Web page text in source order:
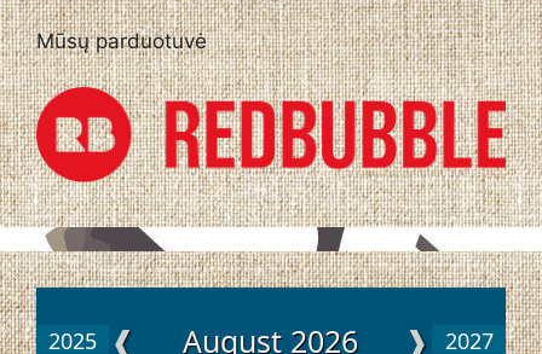
Mūsų parduotuvė
2025 ❰ August 2026 ❱ 2027